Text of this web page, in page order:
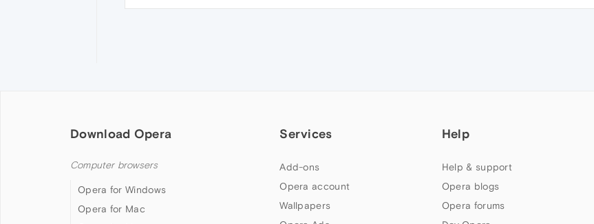
Download Opera
Computer browsers
Opera for Windows
Opera for Mac
Services
Add-ons
Opera account
Wallpapers
Help
Help & support
Opera blogs
Opera forums